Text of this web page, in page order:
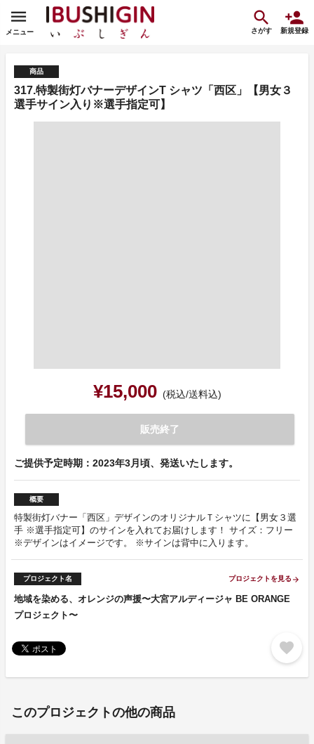
メニュー さがす 新規登録
商品
317.特製街灯バナーデザインT シャツ「西区」【男女３
選手サイン入り※選手指定可】
¥15,000 (税込/送料込)
販売終了
ご提供予定時期：2023年3月頃、発送いたします。
概要
特製街灯バナー「西区」デザインのオリジナルＴシャツに【男女３選
手 ※選手指定可】のサインを入れてお届けします！ サイズ：フリー
※デザインはイメージです。 ※サインは背中に入ります。
プロジェクト名 プロジェクトを見る arrow_forward
地域を染める、オレンジの声援〜大宮アルディージャ BE ORANGE
プロジェクト〜
favorite
このプロジェクトの他の商品